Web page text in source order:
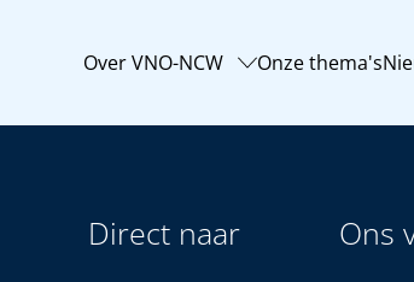
Over VNO-NCW Onze thema's
Direct naar Ons